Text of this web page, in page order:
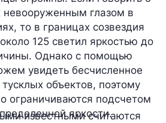
невооруженным глазом в
то в границах созвездия
125 светил яркостью до
Однако с помощью
увидеть бесчисленное
объектов, поэтому
ограничиваются подсчетом
яркости.
известными считаются